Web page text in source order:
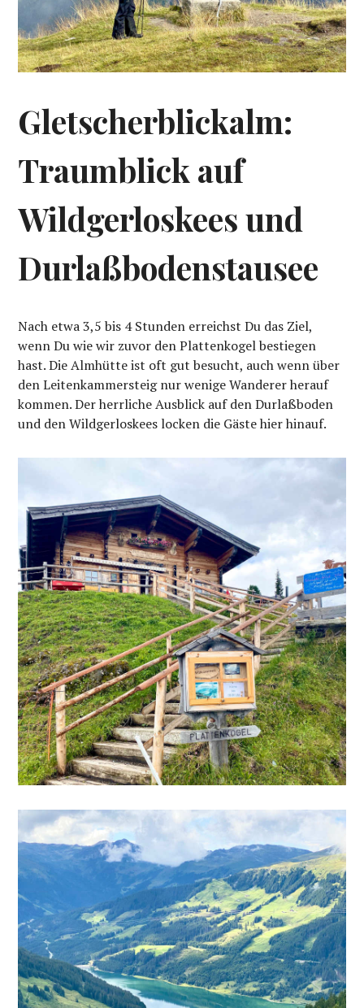
Gletscherblickalm:
Traumblick auf
Wildgerloskees und
Durlaßbodenstausee
Nach etwa 3,5 bis 4 Stunden erreichst Du das Ziel,
wenn Du wie wir zuvor den Plattenkogel bestiegen
hast. Die Almhütte ist oft gut besucht, auch wenn über
den Leitenkammersteig nur wenige Wanderer herauf
kommen. Der herrliche Ausblick auf den Durlaßboden
und den Wildgerloskees locken die Gäste hier hinauf.